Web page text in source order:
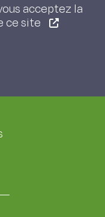
acceptez la
ce site